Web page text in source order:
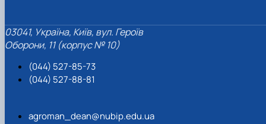
03041, Україна, Київ, вул. Героїв
Оборони, 11 (корпус № 10)
(044) 527-85-73
(044) 527-88-81
agroman_dean@nubip.edu.ua